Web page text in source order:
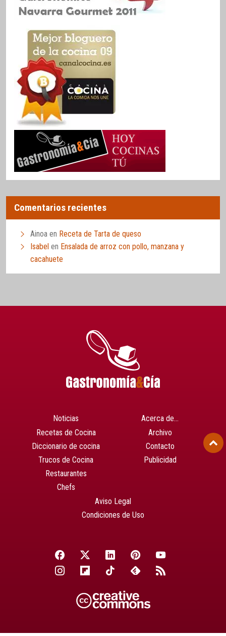
Comentarios recientes
Ainoa en Receta de Tarta de queso
Isabel en Ensalada de arroz con pollo, manzana y
cacahuete
Noticias
Recetas de Cocina
Diccionario de cocina
Trucos de Cocina
Restaurantes
Chefs
Acerca de…
Archivo
Contacto
Publicidad
Aviso Legal
Condiciones de Uso